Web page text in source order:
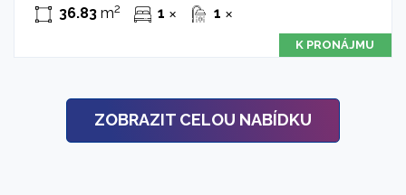
36.83m2 1 ✕ 1 ✕
K PRONÁJMU
ZOBRAZIT CELOU NABÍDKU